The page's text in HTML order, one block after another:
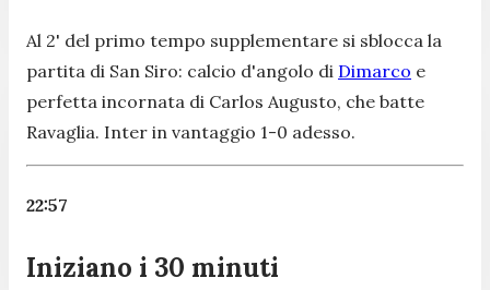
Al 2' del primo tempo supplementare si sblocca la
partita di San Siro: calcio d'angolo di Dimarco e
perfetta incornata di Carlos Augusto, che batte
Ravaglia. Inter in vantaggio 1-0 adesso.
22:57
Iniziano i 30 minuti